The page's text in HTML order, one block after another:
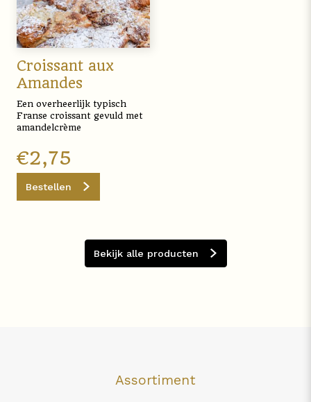
Croissant aux
Amandes
Een overheerlijk typisch
Franse croissant gevuld met
amandelcrème
€2,75
Bestellen
Bekijk alle producten
Assortiment